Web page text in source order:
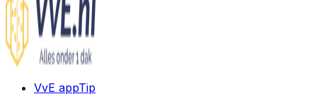
VvE appTip